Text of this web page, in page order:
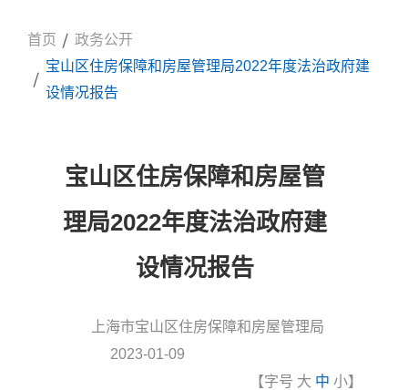
首页
政务公开
宝山区住房保障和房屋管理局2022年度法治政府建
设情况报告
宝山区住房保障和房屋管
理局2022年度法治政府建
设情况报告
上海市宝山区住房保障和房屋管理局
2023-01-09
【字号 大 中 小】